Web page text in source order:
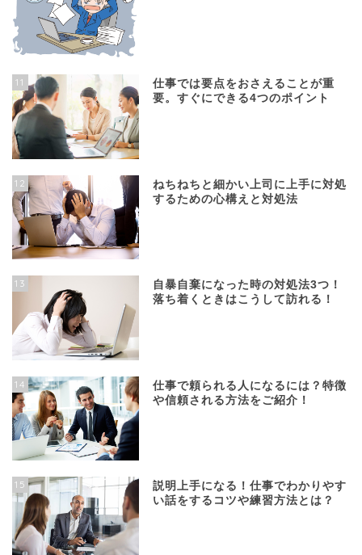
11
仕事では要点をおさえることが重
要。すぐにできる4つのポイント
12
ねちねちと細かい上司に上手に対処
するための心構えと対処法
13
自暴自棄になった時の対処法3つ！
落ち着くときはこうして訪れる！
14
仕事で頼られる人になるには？特徴
や信頼される方法をご紹介！
15
説明上手になる！仕事でわかりやす
い話をするコツや練習方法とは？